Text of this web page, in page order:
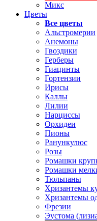
Микс
Цветы
Все цветы
Альстромерии
Анемоны
Гвоздики
Герберы
Гиацинты
Гортензии
Ирисы
Каллы
Лилии
Нарциссы
Орхидеи
Пионы
Ранункулюс
Розы
Ромашки
Ромашки
Тюльпаны
Хризантемы
Хризантемы
Фрезии
Эустома